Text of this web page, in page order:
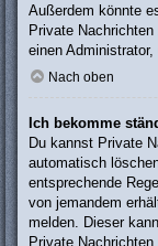
Außerdem könnte
Private
einen
Nach oben
Ich bekomme
Du kannst Private
automatisch
entsprechende
von jemandem
melden. Dieser
Private Nachrichten